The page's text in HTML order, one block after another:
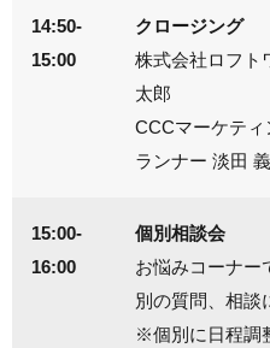
14:50-
15:00
クロージング
株式会社ロフト
太郎
CCCマーケテ
ランナー 淡田
15:00-
16:00
個別相談会
お悩みコーナー
別の質問、相談
※個別に日程調